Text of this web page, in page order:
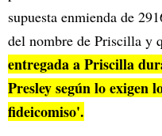
supuesta enmienda de
del nombre de Priscilla y
entregada a Priscilla
Presley según lo exigen
fideicomiso'.